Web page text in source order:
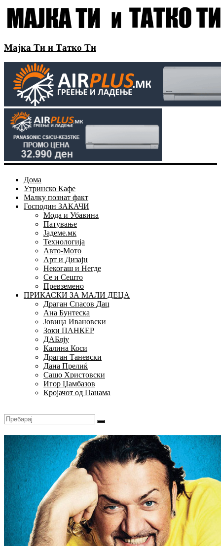
Мајка Ти и Татко Ти
Дома
Утринско Кафе
Малку познат факт
Господин ЗАКАЧИ
Мода и Убавина
Патување
Јадеме.мк
Технологија
Авто-Мото
Арт и Дизајн
Некогаш и Негде
Се и Сешто
Превземено
ПРИКАСКИ ЗА МАЛИ ДЕЦА
Драган Спасов Дац
Ана Бунтеска
Јовица Ивановски
Зоки ПАНКЕР
ДАБлју
Калина Коси
Драган Таневски
Дана Прелиќ
Сашо Христовски
Игор Џамбазов
Кројачот од Панама